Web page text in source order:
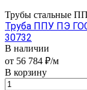
Трубы стальные
Труба ППУ ПЭ
30732
В наличии
от 56 784 ₽/м
В корзину